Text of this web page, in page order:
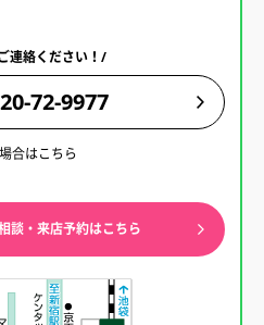
連絡ください！/
72-9977
合はこちら
談・来店予約はこちら